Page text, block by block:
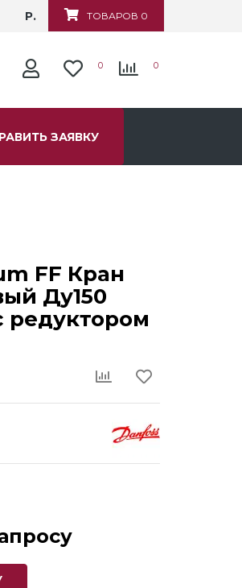
ТОВАРОВ 0
Р.
0 0
ЗАЯВКУ
FF Кран
Ду150
редуктором